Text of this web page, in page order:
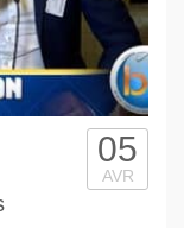
05
AVR